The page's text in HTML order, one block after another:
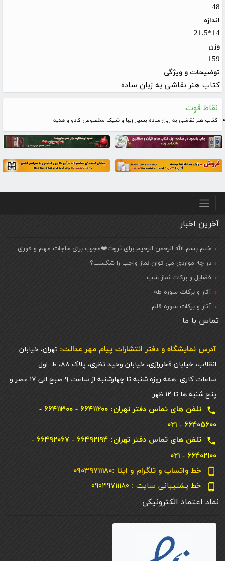
48
اندازه
14*21.5
وزن
159
توضیحات و ویژگی
کتاب هنر نقاشی به زبان ساده
نقاط قوت
کتاب هنر نقاشی به زبان ساده بسیار زیبا و شیک مخصوص کادو و هدیه
منو پایین
آخرین اخبار
ختم بسم الله الرحمن الرحیم برای ثروت❤️مجرب برای حاجات مهم و فوری
در چه مواردی می توان نماز واجب را شکست؟
فضایل و برکات نماز شب
آثار و برکات سوره طه
آثار و برکات سوره قلم
تماس با ما
آدرس نمایشگاه و دفتر انتشارات پيام مهر عدالت: تهران، خیابان
انقلاب، خیابان فخررازی، خیابان وحید نظری، پلاک ۸۸، ط. اول
ساعات کاری: همه روزه شنبه تا چهارشنبه از ساعت ۹ صبح الی ۱۷ عصر و
پنج شنبه ها تا ۱۲ ظهر
local_phone
تلفن های تماس دفتر تهران: ۶۶۴۱۱۲۰۰ - ۶۶۴۱۱۳۰۰ -
۶۶۴۰۵۶۰۰ - ۰۲۱
local_phone
تلفن های تماس دفتر تهران: ۶۶۴۹۲۱۹۴ - ۶۶۴۹۲۰۶۷ -
۶۶۴۰۲۱۰۰ - ۰۲۱
phone_android خط واتساپ و تلگرام و ایتا :۰۹۰۳۹۷۱۱۱۸۰
phone_android خط پشتیبانی سایت : ۰۹۰۳۹۷۱۱۱۸۰
نماد اعتماد الکترونیکی